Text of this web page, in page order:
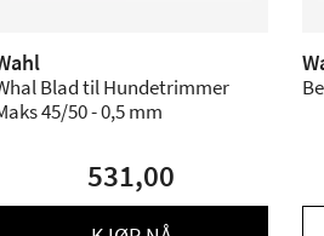
Blad til Hundetrimmer
45/50 - 0,5 mm
531,00